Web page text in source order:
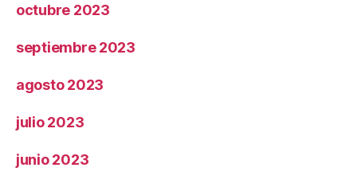
octubre 2023
septiembre 2023
agosto 2023
julio 2023
junio 2023